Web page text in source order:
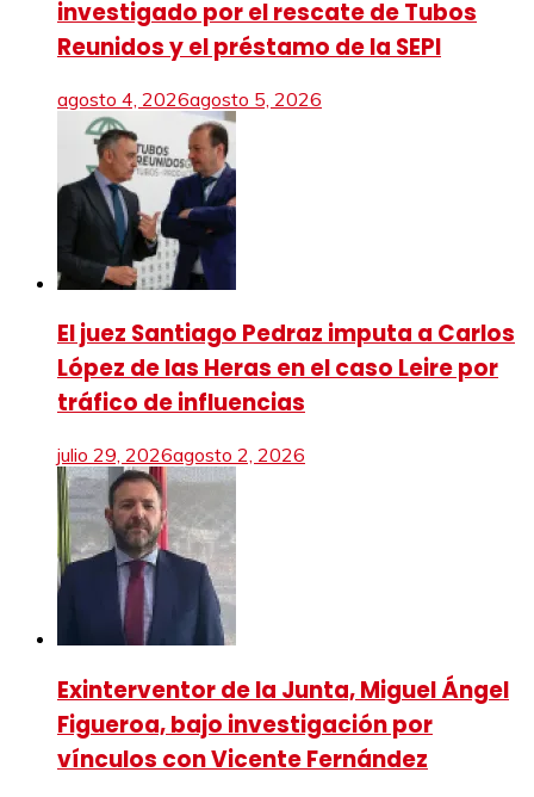
investigado por el rescate de Tubos
Reunidos y el préstamo de la SEPI
agosto 4, 2026agosto 5, 2026
El juez Santiago Pedraz imputa a Carlos
López de las Heras en el caso Leire por
tráfico de influencias
julio 29, 2026agosto 2, 2026
Exinterventor de la Junta, Miguel Ángel
Figueroa, bajo investigación por
vínculos con Vicente Fernández